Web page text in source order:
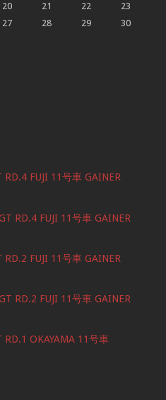
20 21 22
23
27 28 29
30
RD.4 FUJI 11号車 GAINER
RD.4 FUJI 11号車 GAINER
RD.2 FUJI 11号車 GAINER
RD.2 FUJI 11号車 GAINER
RD.1 OKAYAMA 11号車